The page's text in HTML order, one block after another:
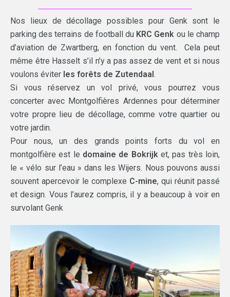
Nos lieux de décollage possibles pour Genk sont le
parking des terrains de football du KRC Genk ou le champ
d’aviation de Zwartberg, en fonction du vent. Cela peut
même être Hasselt s’il n’y a pas assez de vent et si nous
voulons éviter les forêts de Zutendaal.
Si vous réservez un vol privé, vous pourrez vous
concerter avec Montgolfières Ardennes pour déterminer
votre propre lieu de décollage, comme votre quartier ou
votre jardin.
Pour nous, un des grands points forts du vol en
montgolfière est le domaine de Bokrijket, pas très loin,
le « vélo sur l’eau » dans les Wijers. Nous pouvons aussi
souvent apercevoir le complexe C-mine, qui réunit passé
et design. Vous l’aurez compris, il y a beaucoup à voir en
survolant Genk